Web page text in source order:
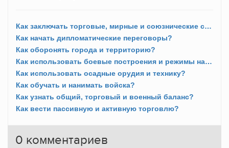
Как заключать торговые, мирные и союзнические соглашения?
Как начать дипломатические переговоры?
Как оборонять города и территорию?
Как использовать боевые построения и режимы нападения?
Как использовать осадные орудия и технику?
Как обучать и нанимать войска?
Как узнать общий, торговый и военный баланс?
Как вести пассивную и активную торговлю?
0 комментариев